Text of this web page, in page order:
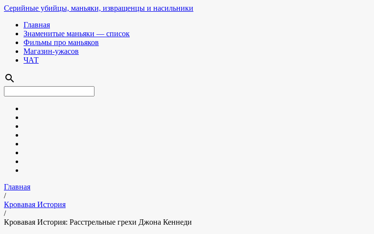
Серийные убийцы, маньяки, извращенцы и насильники
Главная
Знаменитые маньяки — список
Фильмы про маньяков
Магазин-ужасов
ЧАТ
search
Главная
/
Кровавая История
/
Кровавая История: Расстрельные грехи Джона Кеннеди